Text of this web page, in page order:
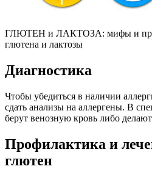
ГЛЮТЕН и ЛАКТОЗА: мифы и
глютена и лактозы
Диагностика
Чтобы убедиться в наличии
сдать анализы на аллергены. В
берут венозную кровь либо
Профилактика и
глютен